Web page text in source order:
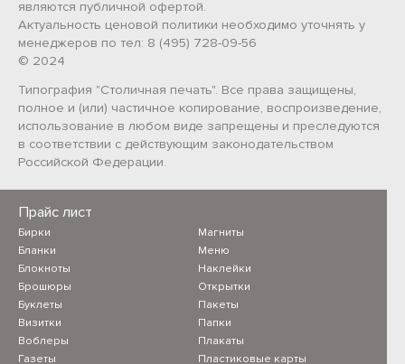
Прайс лист
Бирки
Бланки
Блокноты
Брошюры
Буклеты
Визитки
Воблеры
Газеты
Магниты
Меню
Наклейки
Открытки
Пакеты
Папки
Плакаты
Пластиковые карты
являются публичной офертой.
Актуальность ценовой политики необходимо уточнять у
менеджеров по тел: 8 (495) 728-09-56
© 2024
Типография "Столичная печать". Все права защищены,
полное и (или) частичное копирование, воспроизведение,
использование в любом виде запрещены и преследуются
в соответствии с действующим законодательством
Российской Федерации.